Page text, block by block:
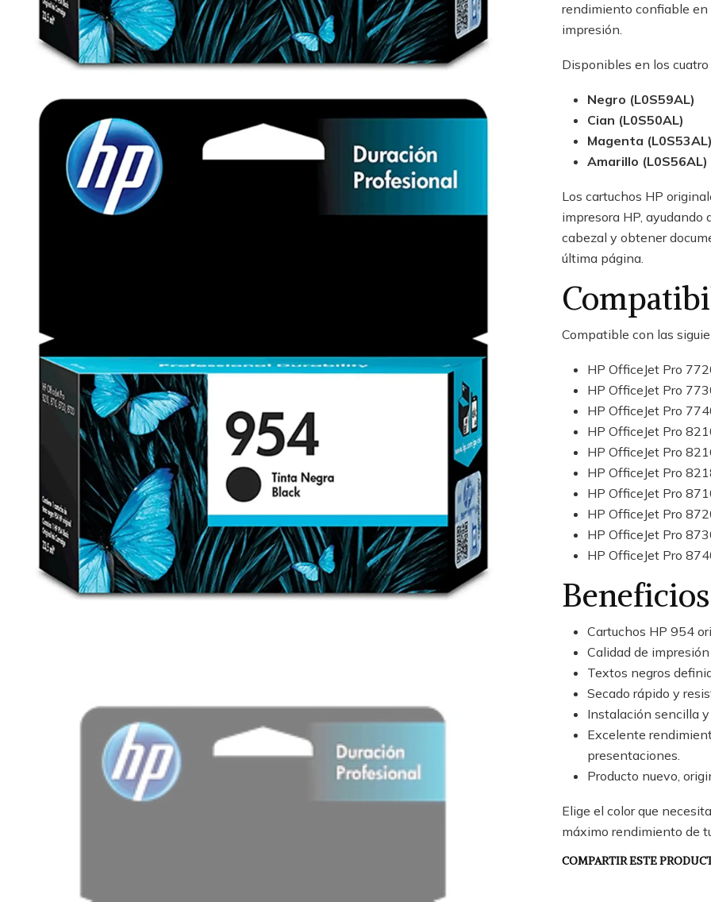
rendimiento confiable en
impresión.
Disponibles en los
Negro (L0S59AL)
Cian (L0S50AL)
Magenta (L0S53AL)
Amarillo (L0S56AL)
Los cartuchos HP
impresora HP, ayudando
cabezal y obtener
última página.
Compatible con las
HP OfficeJet Pro
HP OfficeJet Pro
HP OfficeJet Pro
HP OfficeJet Pro
HP OfficeJet Pro
HP OfficeJet Pro
HP OfficeJet Pro
HP OfficeJet Pro
HP OfficeJet Pro
HP OfficeJet Pro
Beneficios
Cartuchos HP 954
Calidad de
Textos negros
Secado rápido y
Instalación sencilla
Excelente
presentaciones.
Producto nuevo,
Elige el color que
máximo rendimiento de
COMPARTIR ESTE